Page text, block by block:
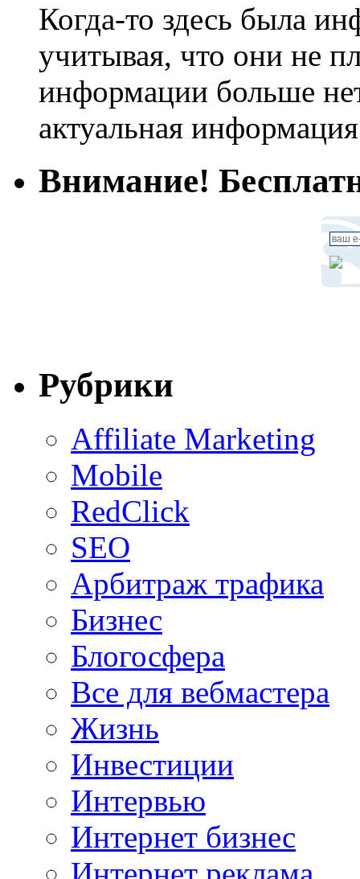
Когда-то здесь была
учитывая, что они не
информации больше
актуальная
Внимание!
Рубрики
Affiliate Marketing
Mobile
RedClick
SEO
Арбитраж трафика
Бизнес
Блогосфера
Все для вебмастера
Жизнь
Инвестиции
Интервью
Интернет бизнес